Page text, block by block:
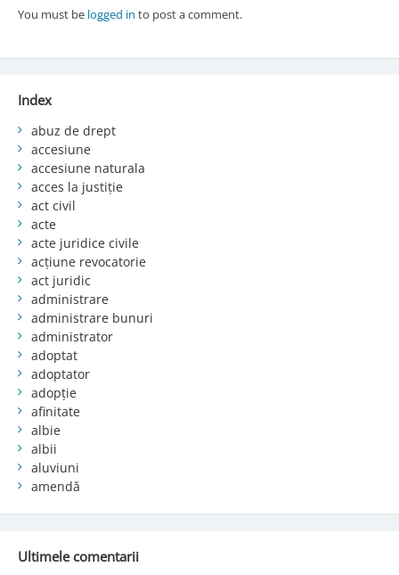
You must be logged in to post a comment.
Index
abuz de drept
accesiune
accesiune naturala
acces la justiție
act civil
acte
acte juridice civile
acțiune revocatorie
act juridic
administrare
administrare bunuri
administrator
adoptat
adoptator
adopție
afinitate
albie
albii
aluviuni
amendă
Ultimele comentarii